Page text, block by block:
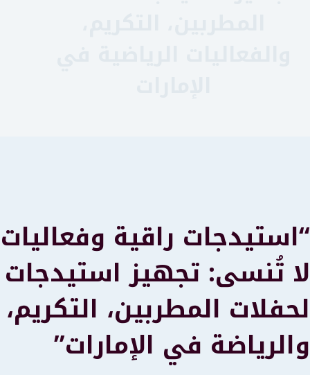
“استيدجات راقية وفعاليات
لا تُنسى: تجهيز استيدجات
لحفلات المطربين، التكريم،
والرياضة في الإمارات”